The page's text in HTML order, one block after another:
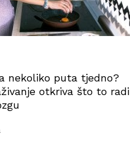
nekoliko puta tjedno?
otkriva što to radi